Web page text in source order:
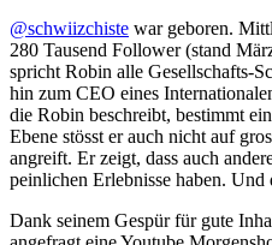
@schwiizchiste war geboren.
280 Tausend Follower (stand
spricht Robin alle Gesellschafts-
hin zum CEO eines
die Robin beschreibt, bestimmt
Ebene stösst er auch nicht auf
angreift. Er zeigt, dass auch
peinlichen Erlebnisse haben. Und
Dank seinem Gespür für gute